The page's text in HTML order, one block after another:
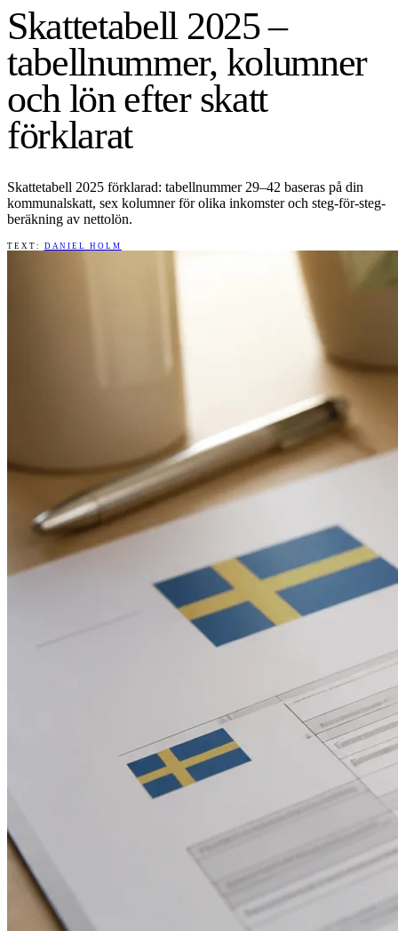
Skattetabell 2025 –
tabellnummer, kolumner
och lön efter skatt
förklarat
Skattetabell 2025 förklarad: tabellnummer 29–42 baseras på din
kommunalskatt, sex kolumner för olika inkomster och steg-för-steg-
beräkning av nettolön.
TEXT: DANIEL HOLM